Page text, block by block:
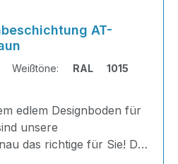
AT-
Weißtöne: RAL 1015
edlem Designboden für
unsere
das richtige für Sie! Der